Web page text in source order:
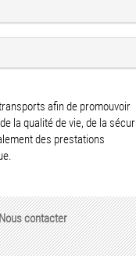
afin de promouvoir
la qualité de vie, de la
des prestations
contacter